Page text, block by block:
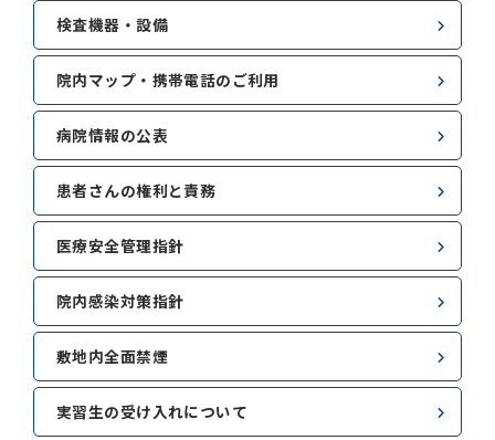
検査機器・設備
院内マップ・携帯電話のご利用
病院情報の公表
患者さんの権利と責務
医療安全管理指針
院内感染対策指針
敷地内全面禁煙
実習生の受け入れについて